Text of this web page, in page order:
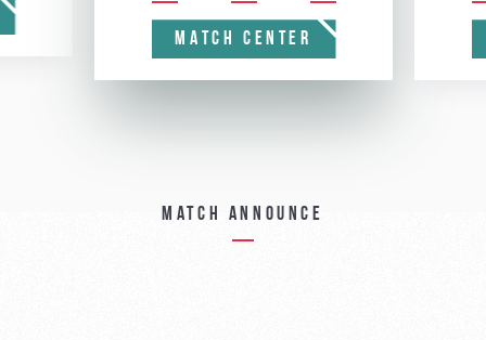
MATCH CENTER
Match announce